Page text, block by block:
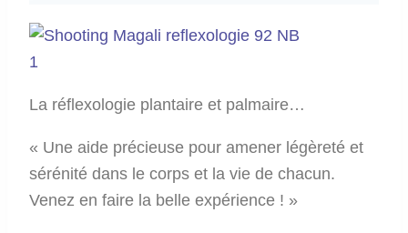
La réflexologie plantaire et palmaire…
« Une aide précieuse pour amener légèreté et
sérénité dans le corps et la vie de chacun.
Venez en faire la belle expérience ! »